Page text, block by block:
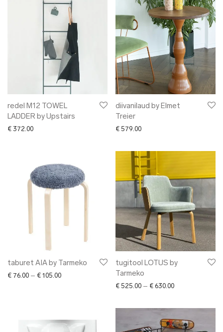
redel M12 TOWEL
LADDER by Upstairs
€ 372.00
diivanilaud by Elmet
Treier
€ 579.00
taburet AIA by Tarmeko
€ 76.00 – € 105.00Price range: € 76.00 through € 105.00
tugitool LOTUS by
Tarmeko
€ 525.00 – € 630.00Price range: €